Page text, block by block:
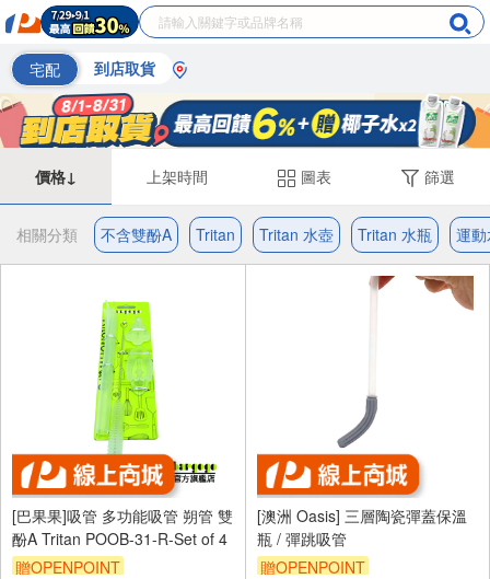
宅配 到店取貨
價格↓ 上架時間 圖表 篩選
相關分類 不含雙酚A Tritan Tritan 水壺 Tritan 水瓶 運
[巴果果]吸管 多功能吸管 朔管 雙
酚A Tritan POOB-31-R-Set of 4
贈OPENPOINT
[澳洲 Oasis] 三層陶瓷彈蓋保溫
瓶 / 彈跳吸管
贈OPENPOINT